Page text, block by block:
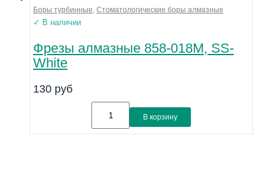
Боры турбинные Стоматологические боры алмазные
✓ В наличии
Фрезы алмазные 858-018M, SS-
White
130 руб
В корзину